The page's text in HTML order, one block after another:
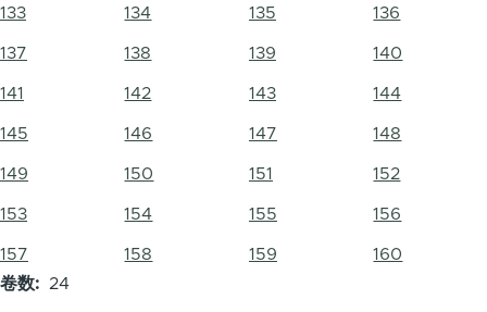
133 134 135 136
137 138 139 140
141 142 143 144
145 146 147 148
149 150 151 152
153 154 155 156
157 158 159
160
卷数
24